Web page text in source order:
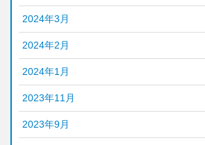
2024年3月
2024年2月
2024年1月
2023年11月
2023年9月